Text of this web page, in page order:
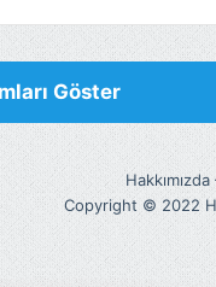
Göster
Hakkımızda
Copyright © 2022